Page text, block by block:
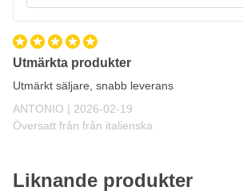
Utmärkta produkter
Utmärkt säljare, snabb leverans
ANTONIO | 19 februari 2026
2026-02-19
Översatt från från italienska
Liknande produkter